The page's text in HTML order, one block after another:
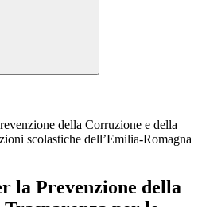
della Corruzione e della
scolastiche dell’Emilia-Romagna
la Prevenzione della